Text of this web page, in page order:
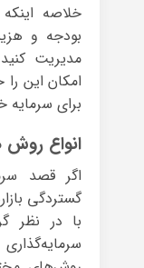
خلاصه
بودجه و
مدیریت
امکان این
برای سرمایه
انواع روش
اگر قصد
گستردگی
با در نظر